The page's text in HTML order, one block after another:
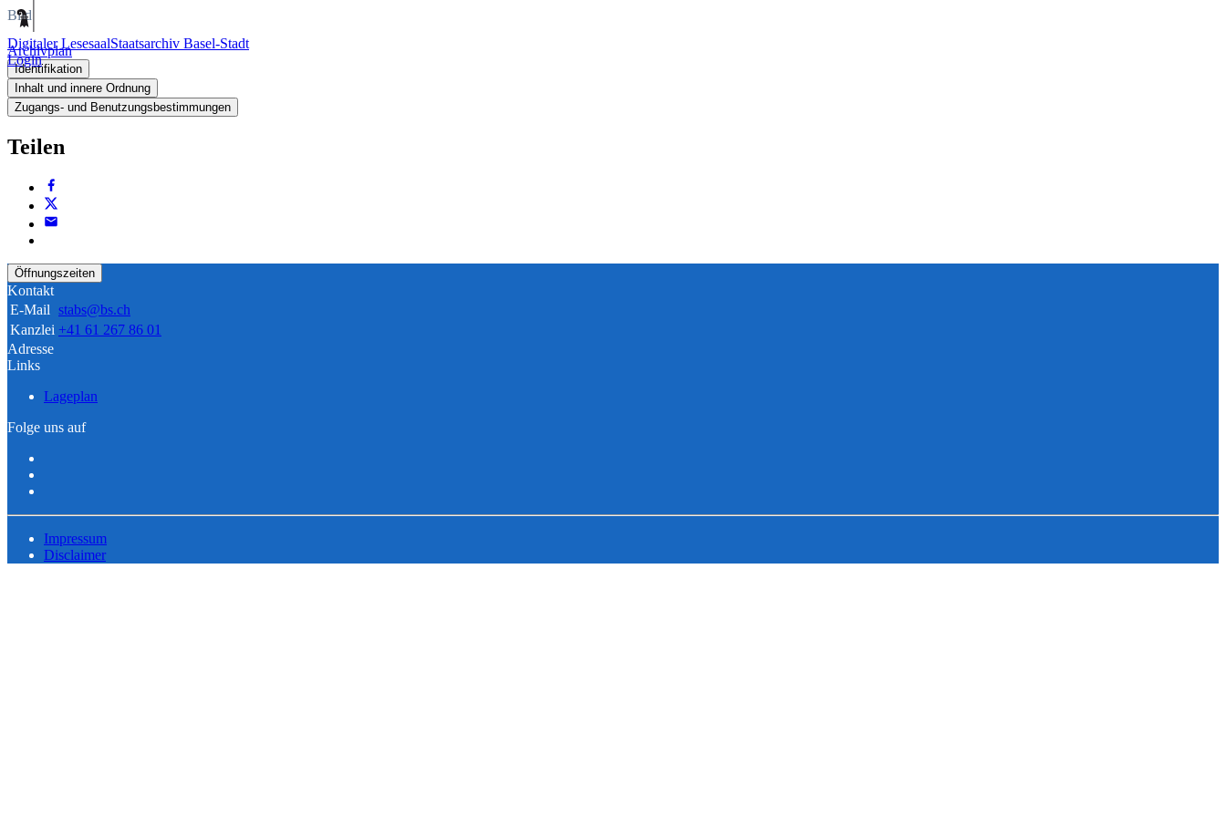
Digitaler LesesaalStaatsarchiv Basel-Stadt
Login
Bild
Archivplan
Identifikation
Inhalt und innere Ordnung
Zugangs- und Benutzungsbestimmungen
Teilen
Öffnungszeiten
Kontakt
E-Mail stabs@bs.ch
Kanzlei +41 61 267 86 01
Adresse
Links
Lageplan
Folge uns auf
Impressum
Disclaimer